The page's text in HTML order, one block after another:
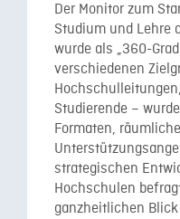
Der Monitor zum
Studium und Lehre
wurde als „360-
verschiedenen
Studierende –
Formaten,
strategischen
Hochschulen
ganzheitlichen